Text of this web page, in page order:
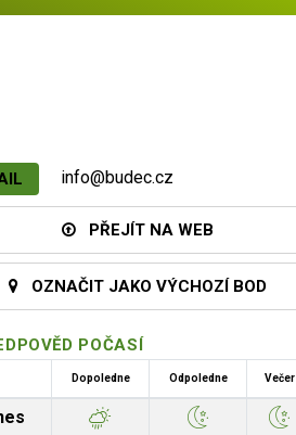
info@budec.cz
PŘEJÍT NA WEB
OZNAČIT JAKO VÝCHOZÍ BOD
POČASÍ
Dopoledne Odpoledne Večer